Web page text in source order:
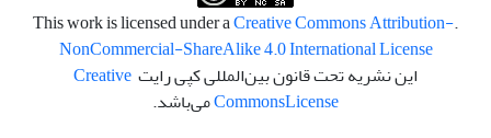
.This work is licensed under a
Creative Commons Attribution-
NonCommercial-ShareAlike 4.0 International License
این نشریه تحت قانون بین‌المللی کپی رایت Creative
CommonsLicense می‌باشد.